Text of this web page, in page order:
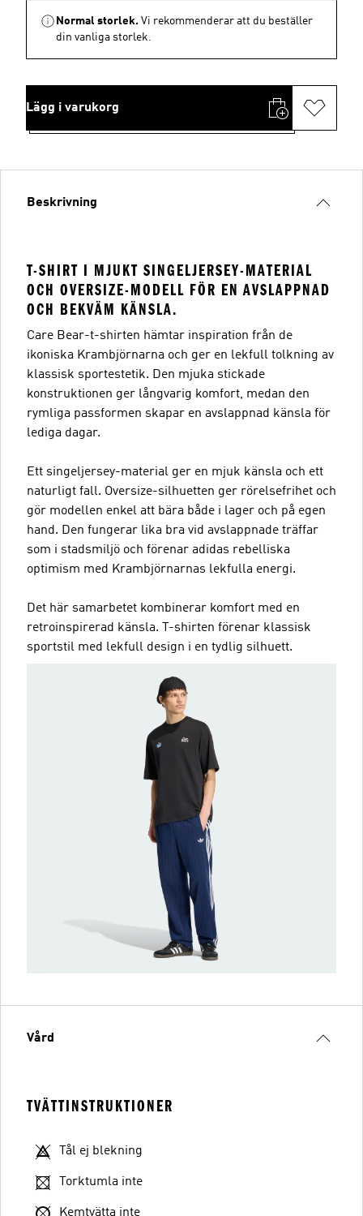
Normal storlek. Vi rekommenderar att du beställer
din vanliga storlek.
Lägg i varukorg
Beskrivning
T-SHIRT I MJUKT SINGELJERSEY-MATERIAL
OCH OVERSIZE-MODELL FÖR EN AVSLAPPNAD
OCH BEKVÄM KÄNSLA.
Care Bear-t-shirten hämtar inspiration från de
ikoniska Krambjörnarna och ger en lekfull tolkning av
klassisk sportestetik. Den mjuka stickade
konstruktionen ger långvarig komfort, medan den
rymliga passformen skapar en avslappnad känsla för
lediga dagar.
Ett singeljersey-material ger en mjuk känsla och ett
naturligt fall. Oversize-silhuetten ger rörelsefrihet och
gör modellen enkel att bära både i lager och på egen
hand. Den fungerar lika bra vid avslappnade träffar
som i stadsmiljö och förenar adidas rebelliska
optimism med Krambjörnarnas lekfulla energi.
Det här samarbetet kombinerar komfort med en
retroinspirerad känsla. T-shirten förenar klassisk
sportstil med lekfull design i en tydlig silhuett.
Vård
TVÄTTINSTRUKTIONER
Tål ej blekning
Torktumla inte
Kemtvätta inte